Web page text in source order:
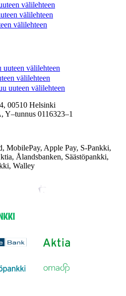
välilehteen
välilehteen
välilehteen
uuteen välilehteen
välilehteen
uuteen välilehteen
00510 Helsinki
Y–tunnus 0116323–1
MobilePay, Apple Pay, S-Pankki,
Ålandsbanken, Säästöpankki,
Walley